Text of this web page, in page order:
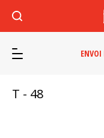
ENVOI
T - 48